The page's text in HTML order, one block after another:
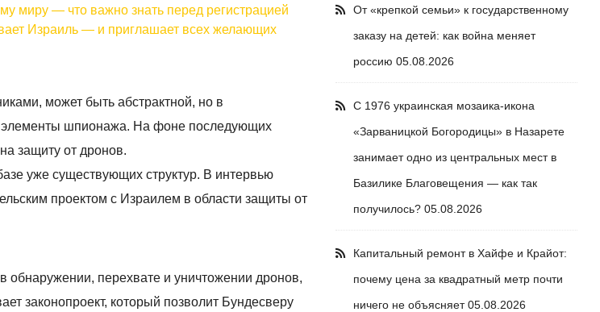
миру — что важно знать перед регистрацией
Израиль — и приглашает всех желающих
может быть абстрактной, но в
элементы шпионажа. На фоне последующих
защиту от дронов.
уже существующих структур. В интервью
проектом с Израилем в области защиты от
обнаружении, перехвате и уничтожении дронов,
законопроект, который позволит Бундесверу
От «крепкой семьи» к государственному
заказу на детей: как война меняет
россию 05.08.2026
С 1976 украинская мозаика-икона
«Зарваницкой Богородицы» в Назарете
занимает одно из центральных мест в
Базилике Благовещения — как так
получилось? 05.08.2026
Капитальный ремонт в Хайфе и Крайот:
почему цена за квадратный метр почти
ничего не объясняет 05.08.2026